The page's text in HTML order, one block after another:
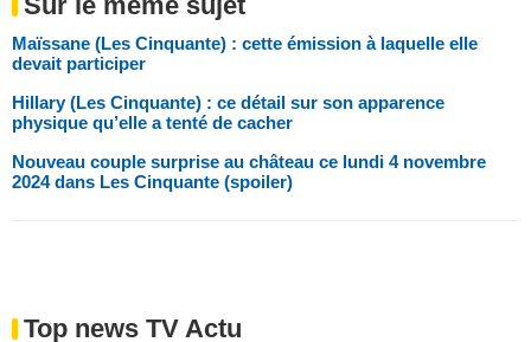
Maïssane (Les Cinquante) : cette émission à laquelle elle
devait participer
Hillary (Les Cinquante) : ce détail sur son apparence
physique qu’elle a tenté de cacher
Nouveau couple surprise au château ce lundi 4 novembre
2024 dans Les Cinquante (spoiler)
Top news TV Actu